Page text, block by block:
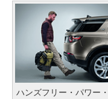
ハンズフリー・パワー